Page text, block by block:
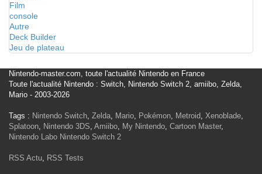
Film
console
Autre
Deck Builder
Jeu de plateau
Nintendo-master.com, toute l'actualité Nintendo en France
Toute l'actualité Nintendo : Switch, Nintendo Switch 2, amiibo, Zelda,
Mario - 2003-2026
Tags : Nintendo Switch, Zelda, Mario, Pokémon, Metroid, Xenoblade,
Splatoon, Nintendo 3DS, Amiibo, My Nintendo, Cartoon Master,
Nintendo Labo Nintendo Switch 2
RSS Actu, RSS Tests